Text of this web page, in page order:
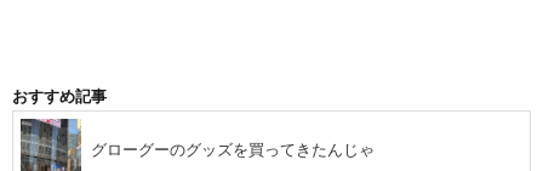
おすすめ記事
グローグーのグッズを買ってきたんじゃ